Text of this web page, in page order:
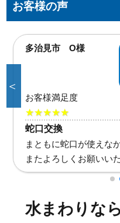
お伺いしました
岐阜県大垣市昼飯町
岐阜県可児郡御嵩町の
ルでお伺いしました。
2026/07/30
岐阜県羽島郡岐南町の
でお伺いしました。
岐阜県揖斐郡大野町の
お客様の声
美濃市 T様
★★★★★
蛇口交換
お風呂に入るたびに水
いて助かりました。
＜
水まわりな